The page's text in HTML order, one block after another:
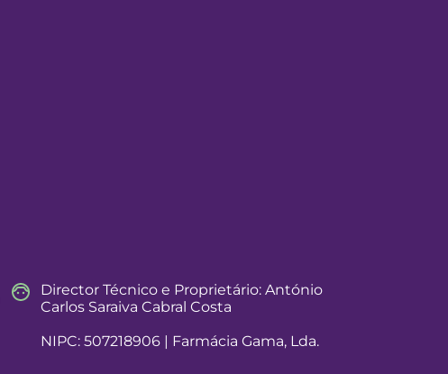
Director Técnico e Proprietário: António
Carlos Saraiva Cabral Costa
NIPC: 507218906 | Farmácia Gama, Lda.